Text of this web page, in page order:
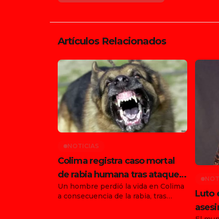
Artículos Relacionados
NOTICIAS
Colima registra caso mortal
de rabia humana tras ataque
de animal en Tonila
Un hombre perdió la vida en Colima
a consecuencia de la rabia, tras
Luto